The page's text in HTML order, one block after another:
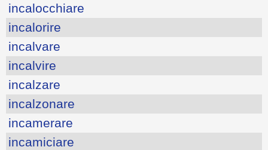
incalocchiare
incalorire
incalvare
incalvire
incalzare
incalzonare
incamerare
incamiciare